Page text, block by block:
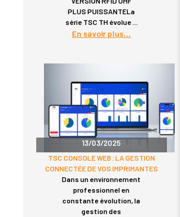
PLUS PUISSANTELa
série TSC TH évolue
En savoir plus
13/03/2025
TSC CONSOLE WEB : LA GESTION
CONNECTÉE DE VOS IMPRIMANTES
Dans un environnement
professionnel en
constante évolution, la
gestion des